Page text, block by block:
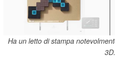
Ha un letto di stampa
3D.